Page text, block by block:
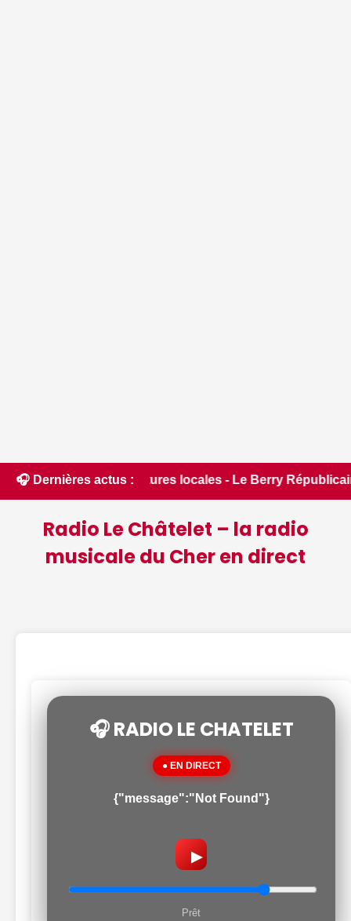
🎧 Dernières actus :locales - Le Berry Républicain • 📰
Radio Le Châtelet – la radio
musicale du Cher en direct
🎧 RADIO LE CHATELET
● EN DIRECT
{"message":"Not Found"}
▶
Prêt